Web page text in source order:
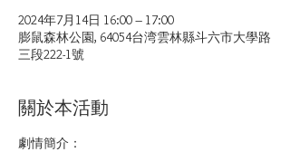
2024年7月14日 16:00 – 17:00
膨鼠森林公園, 64054台湾雲林縣斗六市大學路
三段222-1號
關於本活動
劇情簡介：